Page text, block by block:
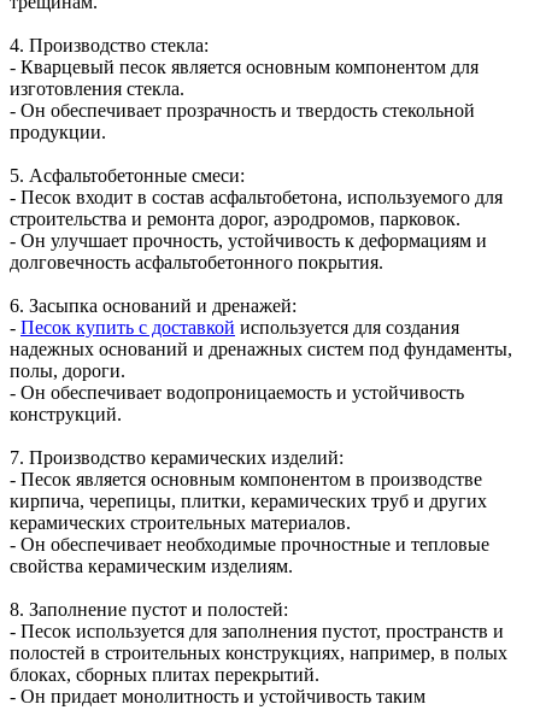
4. Производство стекла:
- Кварцевый песок является основным компонентом для
изготовления стекла.
- Он обеспечивает прозрачность и твердость стекольной
продукции.
5. Асфальтобетонные смеси:
- Песок входит в состав асфальтобетона, используемого для
строительства и ремонта дорог, аэродромов, парковок.
- Он улучшает прочность, устойчивость к деформациям и
долговечность асфальтобетонного покрытия.
6. Засыпка оснований и дренажей:
- Песок купить с доставкой используется для создания
надежных оснований и дренажных систем под фундаменты,
полы, дороги.
- Он обеспечивает водопроницаемость и устойчивость
конструкций.
7. Производство керамических изделий:
- Песок является основным компонентом в производстве
кирпича, черепицы, плитки, керамических труб и других
керамических строительных материалов.
- Он обеспечивает необходимые прочностные и тепловые
свойства керамическим изделиям.
8. Заполнение пустот и полостей:
- Песок используется для заполнения пустот, пространств и
полостей в строительных конструкциях, например, в полых
блоках, сборных плитах перекрытий.
- Он придает монолитность и устойчивость таким